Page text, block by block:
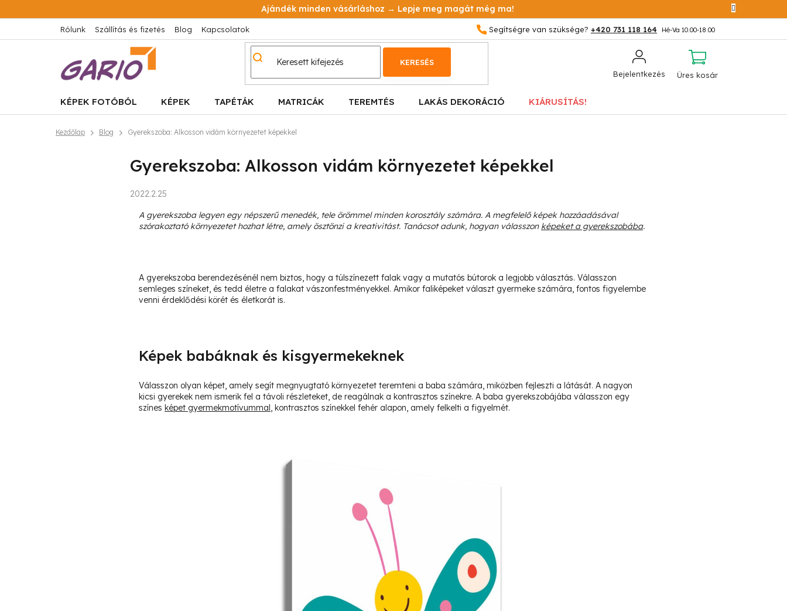
a
tartalomhoz
Ajándék minden vásárláshoz → Lepje meg magát még ma!
+420 731 118 164
Rólunk Szállítás és fizetés Blog Kapcsolatok
Bejelentkezés
KERESÉS
KOSÁR
Üres kosár
KÉPEK FOTÓBÓL KÉPEK TAPÉTÁK MATRICÁK TEREMTÉS LAKÁS DEKORÁCIÓ KIÁRUSÍTÁS!
Kezdőlap Blog Gyerekszoba: Alkosson vidám környezetet képekkel
Gyerekszoba: Alkosson vidám környezetet képekkel
2022.2.25
A gyerekszoba legyen egy népszerű menedék, tele örömmel minden korosztály számára. A megfelelő képek hozzáadásával
szórakoztató környezetet hozhat létre, amely ösztönzi a kreativitást. Tanácsot adunk, hogyan válasszon képeket a gyerekszobába.
A gyerekszoba berendezésénél nem biztos, hogy a túlszínezett falak vagy a mutatós bútorok a legjobb választás. Válasszon
semleges színeket, és tedd életre a falakat vászonfestményekkel. Amikor faliképeket választ gyermeke számára, fontos figyelembe
venni érdeklődési körét és életkorát is.
Képek babáknak és kisgyermekeknek
Válasszon olyan képet, amely segít megnyugtató környezetet teremteni a baba számára, miközben fejleszti a látását. A nagyon
kicsi gyerekek nem ismerik fel a távoli részleteket, de reagálnak a kontrasztos színekre. A baba gyerekszobájába válasszon egy
színes képet gyermekmotívummal , kontrasztos színekkel fehér alapon, amely felkelti a figyelmét.